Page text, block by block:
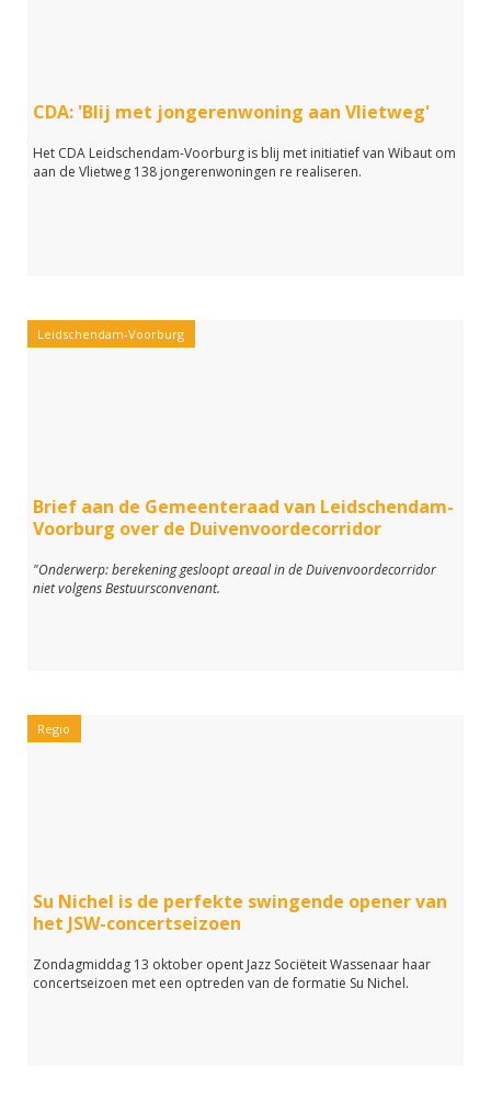
CDA: 'Blij met jongerenwoning aan Vlietweg'
Het CDA Leidschendam-Voorburg is blij met initiatief van Wibaut om
aan de Vlietweg 138 jongerenwoningen re realiseren.
Leidschendam-Voorburg
Brief aan de Gemeenteraad van Leidschendam-
Voorburg over de Duivenvoordecorridor
"Onderwerp: berekening gesloopt areaal in de Duivenvoordecorridor
niet volgens Bestuursconvenant.
Regio
Su Nichel is de perfekte swingende opener van
het JSW-concertseizoen
Zondagmiddag 13 oktober opent Jazz Sociëteit Wassenaar haar
concertseizoen met een optreden van de formatie Su Nichel.